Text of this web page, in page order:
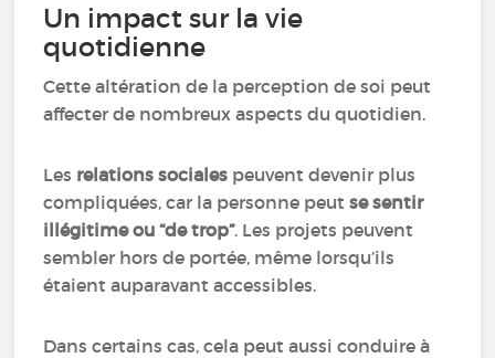
Un impact sur la vie
quotidienne
Cette altération de la perception de soi peut
affecter de nombreux aspects du quotidien.
Les relations sociales peuvent devenir plus
compliquées, car la personne peut se sentir
illégitime ou “de trop”. Les projets peuvent
sembler hors de portée, même lorsqu’ils
étaient auparavant accessibles.
Dans certains cas, cela peut aussi conduire à